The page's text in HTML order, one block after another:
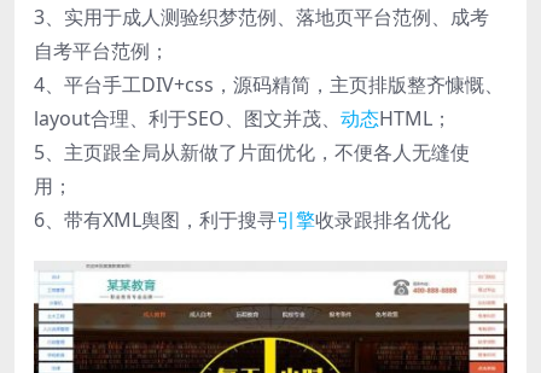
3、实用于成人测验织梦范例、落地页平台范例、成考
自考平台范例；
4、平台手工DIV+css，源码精简，主页排版整齐慷慨、
layout合理、利于SEO、图文并茂、 动态HTML；
5、主页跟全局从新做了片面优化，不便各人无缝使
用；
6、带有XML舆图，利于搜寻引擎收录跟排名优化